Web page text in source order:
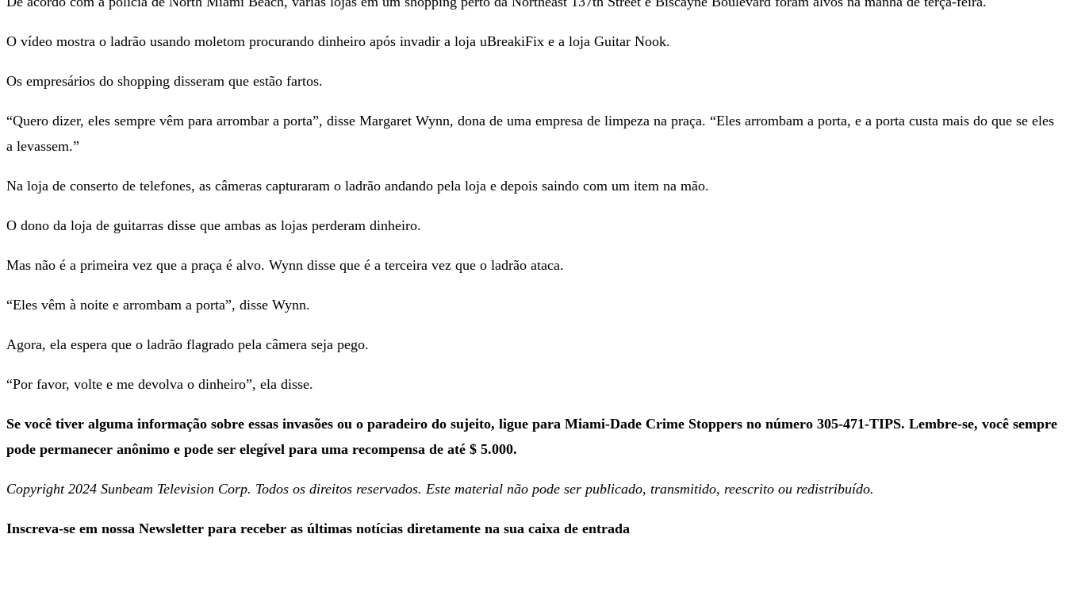
O vídeo mostra o ladrão usando moletom procurando dinheiro após invadir a loja uBreakiFix e a loja Guitar Nook.
Os empresários do shopping disseram que estão fartos.
“Quero dizer, eles sempre vêm para arrombar a porta”, disse Margaret Wynn, dona de uma empresa de limpeza na praça. “Eles arrombam a porta, e a porta custa mais do que se eles
a levassem.”
Na loja de conserto de telefones, as câmeras capturaram o ladrão andando pela loja e depois saindo com um item na mão.
O dono da loja de guitarras disse que ambas as lojas perderam dinheiro.
Mas não é a primeira vez que a praça é alvo. Wynn disse que é a terceira vez que o ladrão ataca.
“Eles vêm à noite e arrombam a porta”, disse Wynn.
Agora, ela espera que o ladrão flagrado pela câmera seja pego.
“Por favor, volte e me devolva o dinheiro”, ela disse.
Se você tiver alguma informação sobre essas invasões ou o paradeiro do sujeito, ligue para Miami-Dade Crime Stoppers no número 305-471-TIPS. Lembre-se, você sempre
pode permanecer anônimo e pode ser elegível para uma recompensa de até $ 5.000.
Copyright 2024 Sunbeam Television Corp. Todos os direitos reservados. Este material não pode ser publicado, transmitido, reescrito ou redistribuído.
Inscreva-se em nossa Newsletter para receber as últimas notícias diretamente na sua caixa de entrada